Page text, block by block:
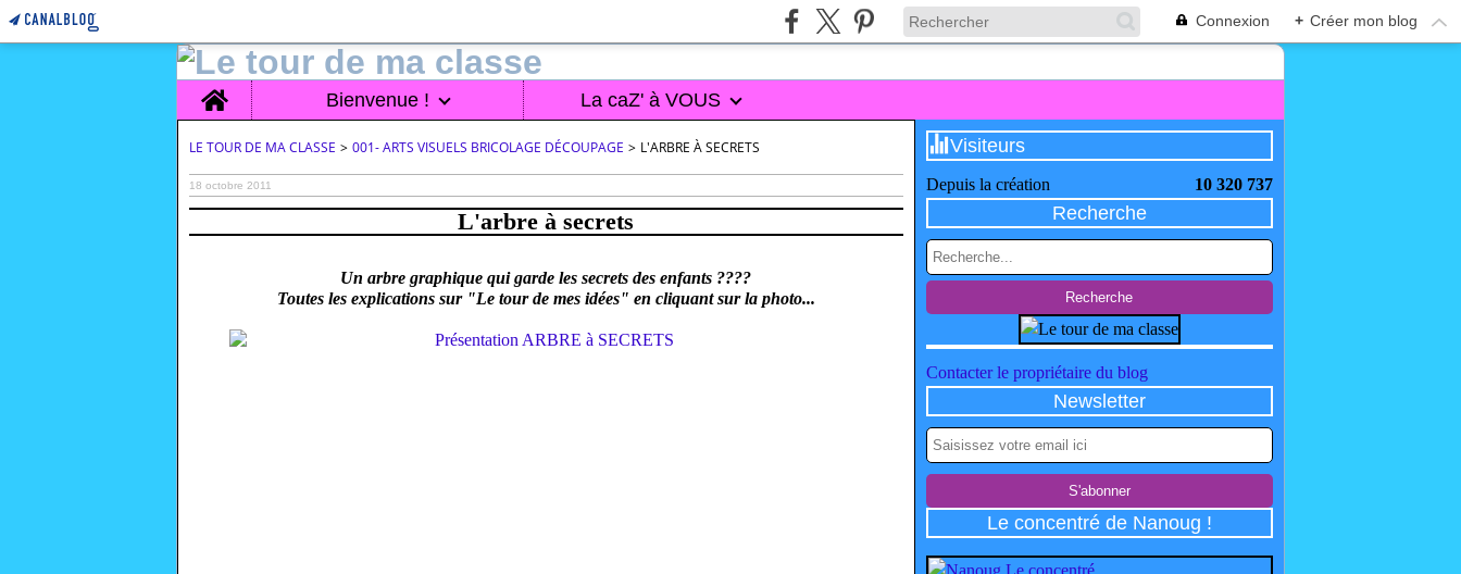
Connexion + Créer mon blog
Home Bienvenue ! La caZ' à VOUS
LE TOUR DE MA CLASSE > 001- ARTS VISUELS BRICOLAGE DÉCOUPAGE > L'ARBRE À SECRETS
18 octobre 2011
L'arbre à secrets
Un arbre graphique qui garde les secrets des enfants ????
Toutes les explications sur "Le tour de mes idées" en cliquant sur la photo...
Visiteurs
Depuis la création 10 320 737
Recherche
Contacter le propriétaire du blog
Newsletter
Le concentré de Nanoug !